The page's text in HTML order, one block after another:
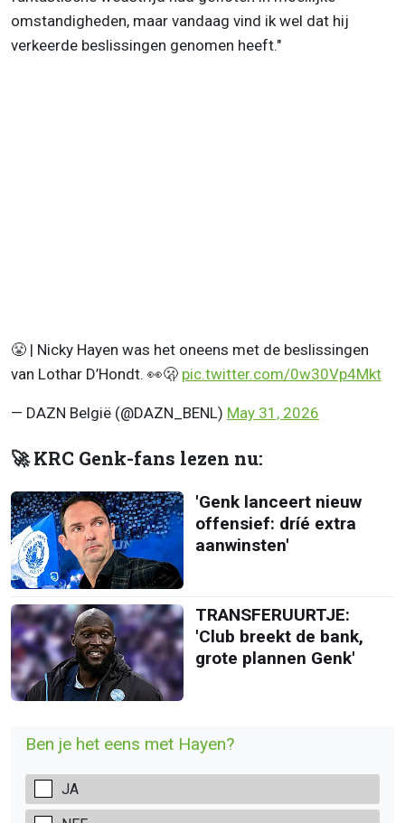
omstandigheden, maar vandaag vind ik wel dat hij
verkeerde beslissingen genomen heeft."
😤 | Nicky Hayen was het oneens met de beslissingen
van Lothar D’Hondt. 👀🫢 pic.twitter.com/0w30Vp4Mkt
— DAZN België (@DAZN_BENL) May 31, 2026
🚀 KRC Genk-fans lezen nu:
'Genk lanceert nieuw
offensief: dríé extra
aanwinsten'
TRANSFERUURTJE:
'Club breekt de bank,
grote plannen Genk'
Ben je het eens met Hayen?
JA